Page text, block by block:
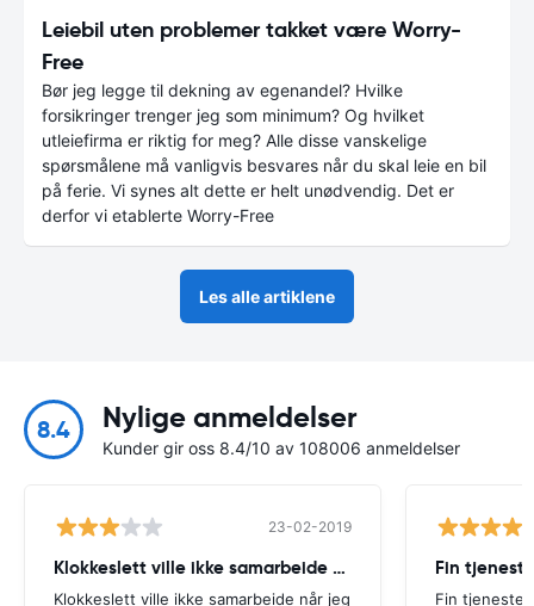
Leiebil uten problemer takket være Worry-
Free
Bør jeg legge til dekning av egenandel? Hvilke
forsikringer trenger jeg som minimum? Og hvilket
utleiefirma er riktig for meg? Alle disse vanskelige
spørsmålene må vanligvis besvares når du skal leie en bil
på ferie. Vi synes alt dette er helt unødvendig. Det er
derfor vi etablerte Worry-Free
Les alle artiklene
8.4 Nylige anmeldelser
Kunder gir oss 8.4/10 av 108006 anmeldelser
23-02-2019
Klokkeslett ville ikke samarbeide når
Klokkeslett ville ikke samarbeide når jeg
Fin
Fin tjeneste